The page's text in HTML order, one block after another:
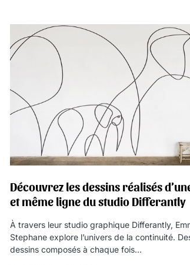
Découvrez les dessins réalisés
et même ligne du studio Differantly
À travers leur studio graphique Differantly,
Stephane explore l’univers de la continuité.
dessins composés à chaque fois…